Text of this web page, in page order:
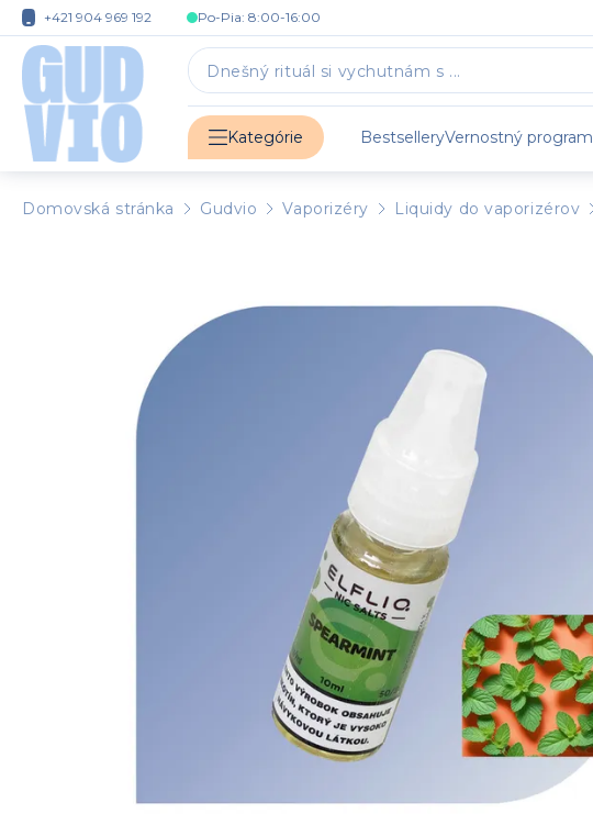
+421 904 969 192 Po-Pia: 8:00-16:00
Kategórie BestselleryVernostný program
Domovská stránka Gudvio Vaporizéry Liquidy do vaporizérov